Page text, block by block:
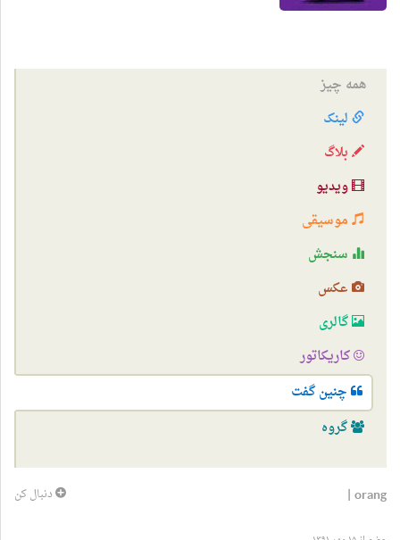
همه چیز
لینک
بلاگ
ویدیو
موسیقی
سنجش
عکس
گالری
کاریکاتور
چنین گفت
گروه
دنبال کن orang
|